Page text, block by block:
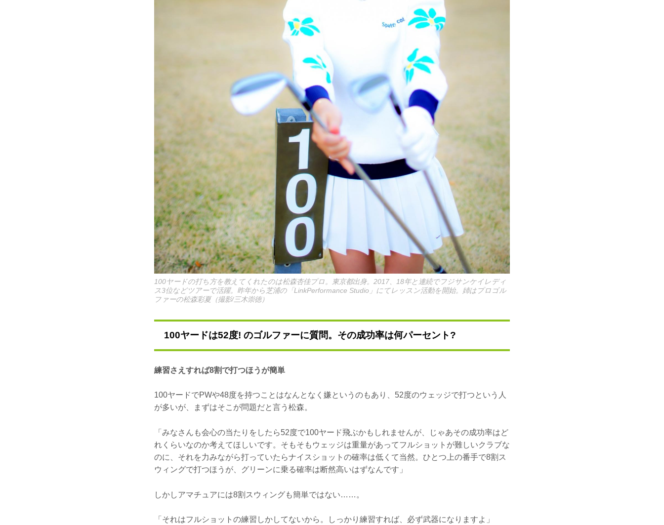
100ヤードの打ち方を教えてくれたのは松森杏佳プロ。東京都出身。2017、18年と連続でフジサンケイレディ
ス3位などツアーで活躍。昨年から芝浦の「LinkPerformance Studio」にてレッスン活動を開始。姉はプロゴル
ファーの松森彩夏（撮影/三木崇徳）
100ヤードは52度! のゴルファーに質問。その成功率は何パーセント?
練習さえすれば8割で打つほうが簡単
100ヤードでPWや48度を持つことはなんとなく嫌というのもあり、52度のウェッジで打つという人
が多いが、まずはそこが問題だと言う松森。
「みなさんも会心の当たりをしたら52度で100ヤード飛ぶかもしれませんが、じゃあその成功率はど
れくらいなのか考えてほしいです。そもそもウェッジは重量があってフルショットが難しいクラブな
のに、それを力みながら打っていたらナイスショットの確率は低くて当然。ひとつ上の番手で8割ス
ウィングで打つほうが、グリーンに乗る確率は断然高いはずなんです」
しかしアマチュアには8割スウィングも簡単ではない……。
「それはフルショットの練習しかしてないから。しっかり練習すれば、必ず武器になりますよ」